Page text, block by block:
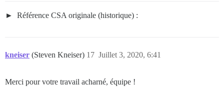
Référence CSA originale (historique) :
kneiser (Steven Kneiser) Juillet 3, 2020, 6:41
17
Merci pour votre travail acharné, équipe !